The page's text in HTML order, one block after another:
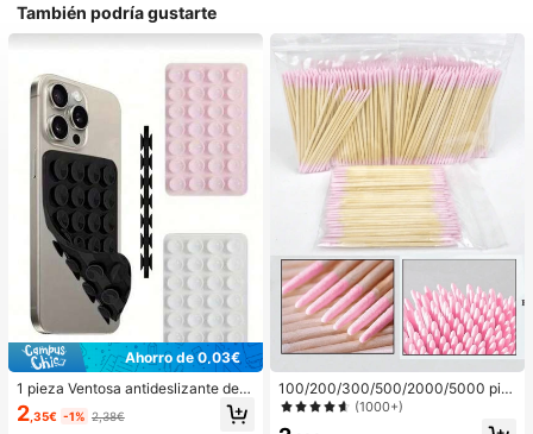
También podría gustarte
Ahorro de 0,03€
1 pieza Ventosa antideslizante de si
licona para teléfono, 28 piezas Vent
osas de silicona (almohadillas auto
2 ,35€ -1% 2,38€
100/200/300/500/2000/5000 pie
zas/20 piezas Palitos aplicadores d
e esmalte de uñas de doble extrem
(1000+)